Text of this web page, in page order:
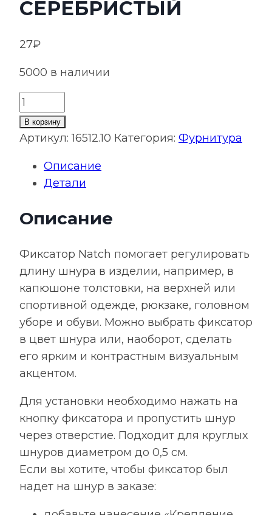
СЕРЕБРИСТЫЙ
27₽
5000 в наличии
Количество
товара
Фиксатор
шнура
Natch,
серебристый
В корзину
Артикул:16512.10 Категория: Фурнитура
Описание
Детали
Описание
Фиксатор Natch помогает регулировать
длину шнура в изделии, например, в
капюшоне толстовки, на верхней или
спортивной одежде, рюкзаке, головном
уборе и обуви. Можно выбрать фиксатор
в цвет шнура или, наоборот, сделать
его ярким и контрастным визуальным
акцентом.
Для установки необходимо нажать на
кнопку фиксатора и пропустить шнур
через отверстие. Подходит для круглых
шнуров диаметром до 0,5 см.
Если вы хотите, чтобы фиксатор был
надет на шнур в заказе: